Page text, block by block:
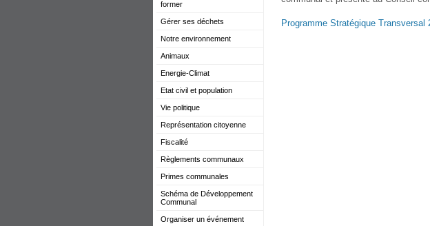
former
Gérer ses déchets
Notre environnement
Animaux
Energie-Climat
Etat civil et population
Vie politique
Représentation citoyenne
Fiscalité
Règlements communaux
Primes communales
Schéma de Développement
Communal
Organiser un événement
Programme Stratégique Transversal